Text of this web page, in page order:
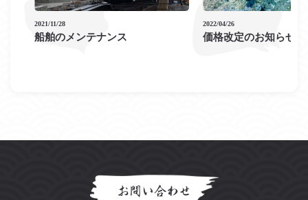
2021/11/28
船舶のメンテナンス
2022/04/26
価格改定のお知らせ
お問い合わせ